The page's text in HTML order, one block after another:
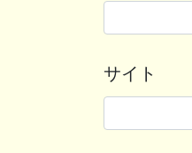
サイト